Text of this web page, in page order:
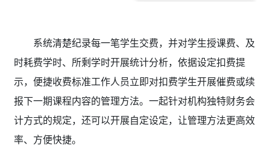
系统清楚纪录每一笔学生交费，并对学生授课费、及
时耗费学时、所剩学时开展统计分析，依据设定扣费提
示，便捷收费标准工作人员立即对扣费学生开展催费或续
报下一期课程内容的管理方法。一起针对机构独特财务会
计方式的规定，还可以开展自定设定，让管理方法更高效
率、方便快捷。